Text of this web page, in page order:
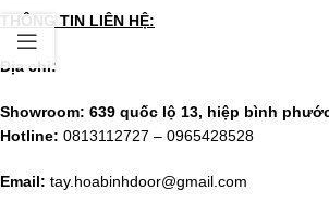
THÔNG TIN LIÊN HỆ:
Địa chỉ:
Showroom: 639 quốc lộ 13, hiệp bình
Hotline: 0813112727 – 0965428528
Email: tay.hoabinhdoor@gmail.com